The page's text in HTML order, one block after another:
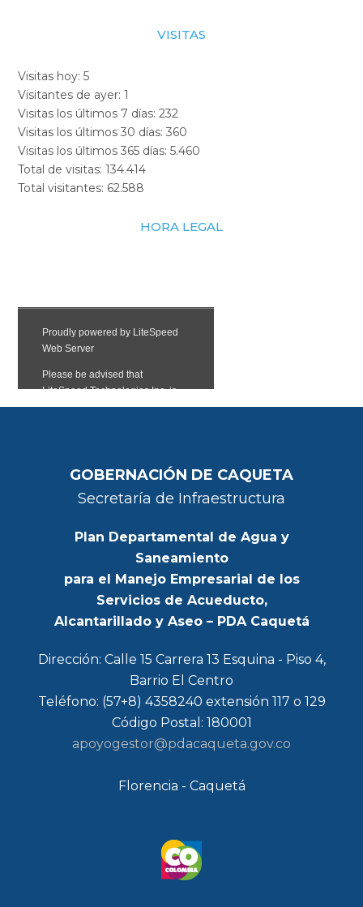
VISITAS
Visitas hoy:5
Visitantes de ayer:1
Visitas los últimos 7 días:232
Visitas los últimos 30 días:360
Visitas los últimos 365 días:5.460
Total de visitas:134.414
Total visitantes: 62.588
HORA LEGAL
GOBERNACIÓN DE CAQUETA
Secretaría de Infraestructura
Plan Departamental de Agua y
Saneamiento
para el Manejo Empresarial de los
Servicios de Acueducto,
Alcantarillado y Aseo – PDA Caquetá
Dirección: Calle 15 Carrera 13 Esquina - Piso 4,
Barrio El Centro
Teléfono: (57+8) 4358240 extensión 117 o 129
Código Postal: 180001
apoyogestor@pdacaqueta.gov.co
Florencia - Caquetá